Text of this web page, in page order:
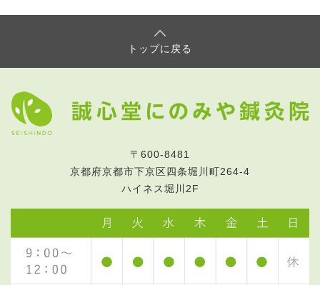
トップに戻る
〒600-8481
京都府京都市下京区四条堀川町264-4
ハイネス堀川2F